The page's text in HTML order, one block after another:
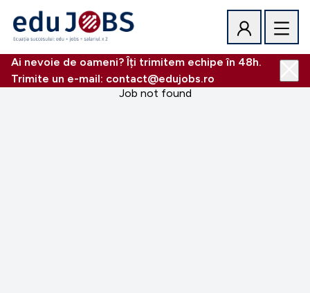
Ai nevoie de oameni? Îți trimitem echipe în 48h.
Trimite un e-mail: contact@edujobs.ro
Job not found